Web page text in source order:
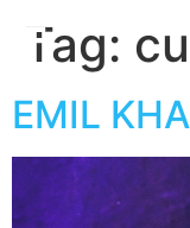
Tag: cu
EMIL